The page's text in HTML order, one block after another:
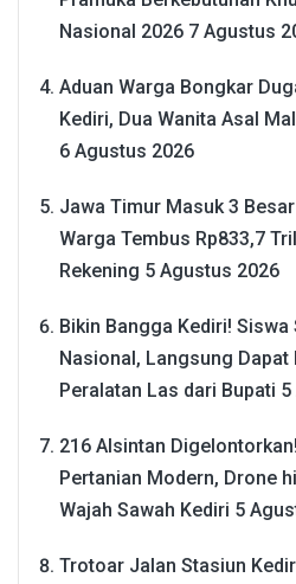
Nasional 2026 7 Agustus
Aduan Warga Bongkar
Kediri, Dua Wanita Asal
6 Agustus 2026
Jawa Timur Masuk 3
Warga Tembus Rp833,7
Rekening 5 Agustus 2026
Bikin Bangga Kediri! Siswa
Nasional, Langsung Dapat
Peralatan Las dari Bupati
216 Alsintan
Pertanian Modern, Drone
Wajah Sawah Kediri 5
Trotoar Jalan Stasiun